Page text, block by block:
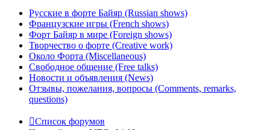
Русские в форте Байяр (Russian shows)
Французские игры (French shows)
Форт Байяр в мире (Foreign shows)
Творчество о форте (Creative work)
Около Форта (Miscellaneous)
Свободное общение (Free talks)
Новости и объявления (News)
Отзывы, пожелания, вопросы (Comments, remarks,
questions)
Список форумов